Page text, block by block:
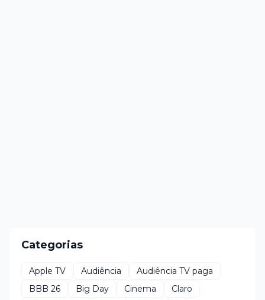
Categorias
Apple TV Audiência
Audiência TV paga
BBB 26
Big Day Cinema
Claro